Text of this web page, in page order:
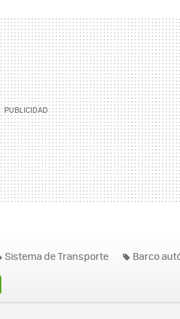
Sistema de Transporte Barco